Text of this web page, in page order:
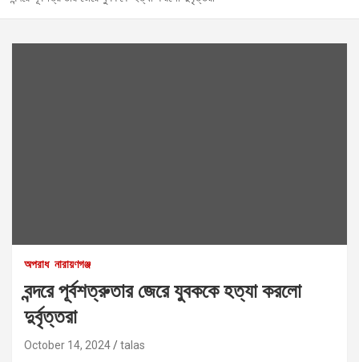
অপরাধ নারায়ণগঞ্জ
বন্দরে পূর্বশত্রুতার জেরে যুবককে হত্যা করলো
দুর্বৃত্তরা
October 14, 2024 talas